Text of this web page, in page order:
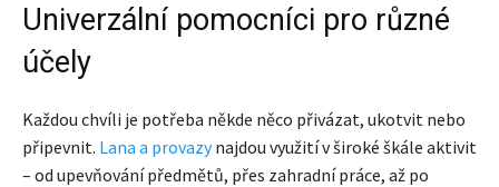
Univerzální pomocníci pro různé
účely
Každou chvíli je potřeba někde něco přivázat, ukotvit nebo
připevnit. Lana a provazynajdou využití v široké škále aktivit
– od upevňování předmětů, přes zahradní práce, až po